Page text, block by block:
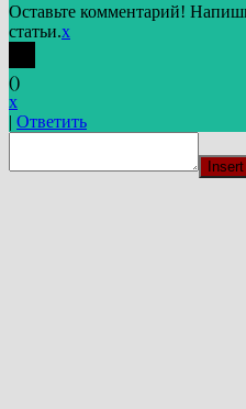
Оставьте комментарий!
статьи.x
()
x
| Ответить
Insert